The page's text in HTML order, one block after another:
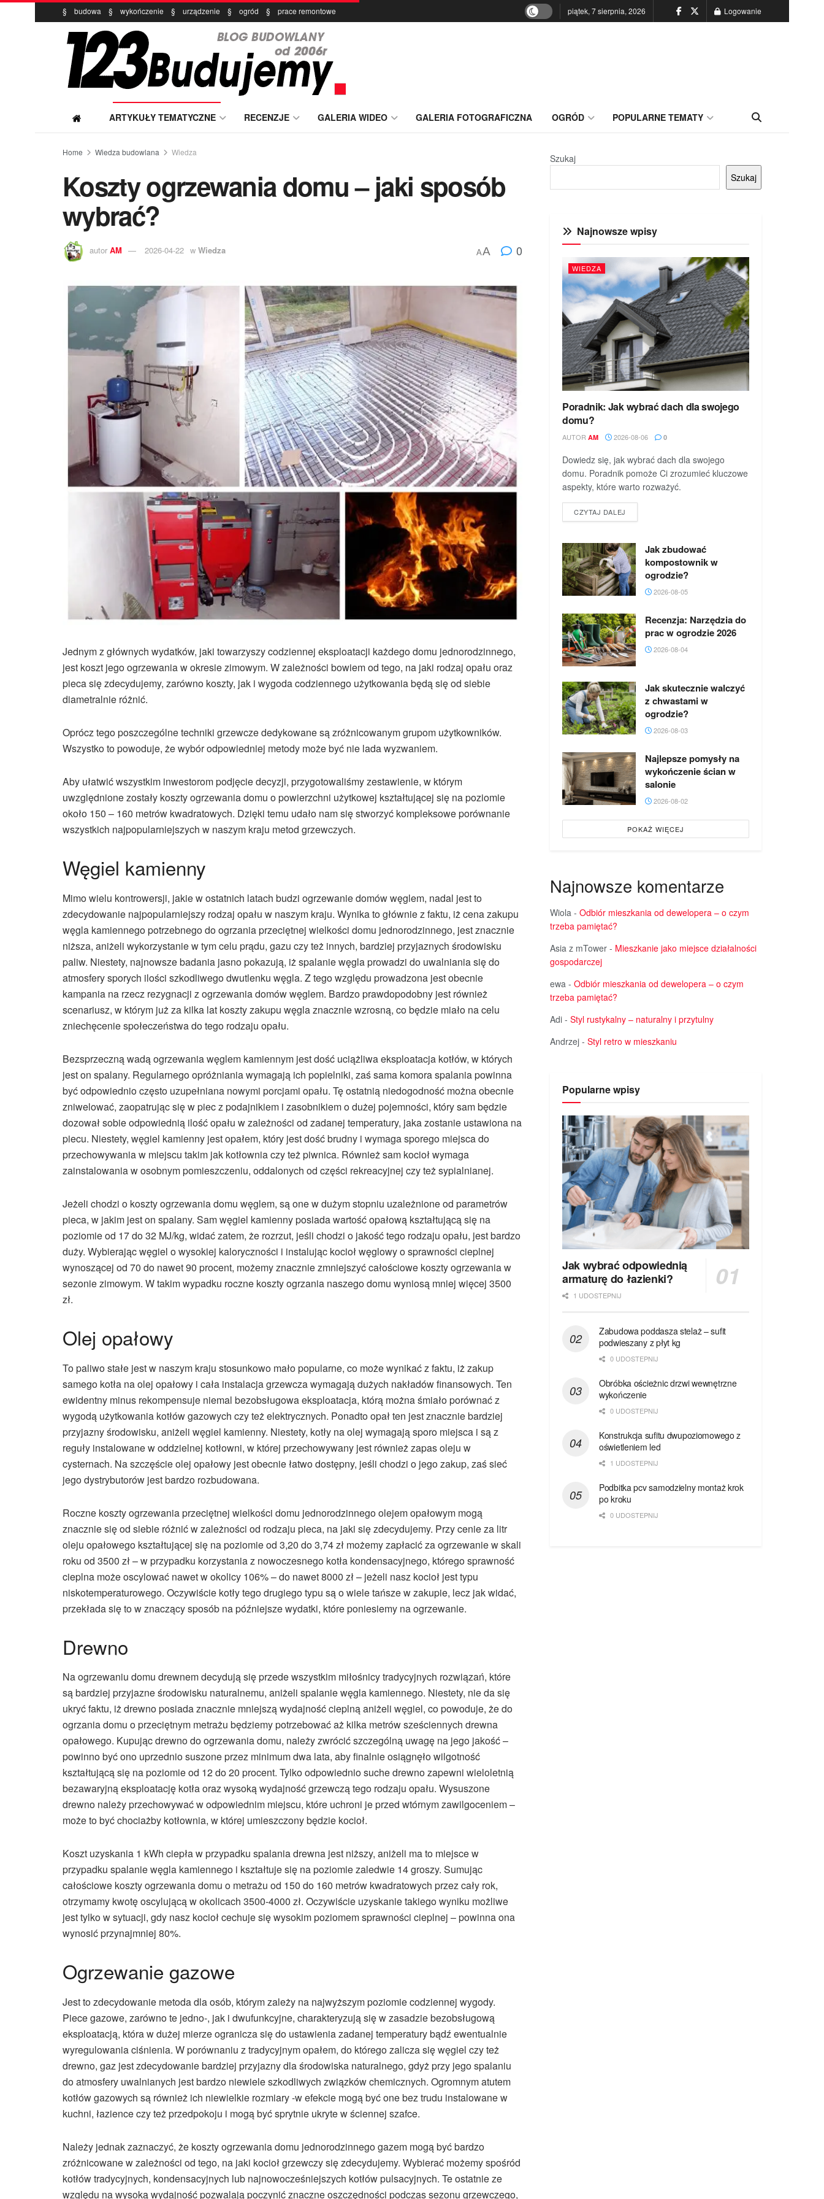
§ budowa § wykończenie § urządzenie § ogród § prace remontowe piątek, 7 sierpnia, 2026 Logowanie
ARTYKUŁY TEMATYCZNE RECENZJE GALERIA WIDEO GALERIA FOTOGRAFICZNA OGRÓD POPULARNE TEMATY
Home Wiedza budowlana Wiedza
Koszty ogrzewania domu – jaki sposób
wybrać?
autor AM 2026-04-22 w Wiedza AA 0
Jednym z głównych wydatków, jaki towarzyszy codziennej eksploatacji każdego domu jednorodzinnego,
jest koszt jego ogrzewania w okresie zimowym. W zależności bowiem od tego, na jaki rodzaj opału oraz
pieca się zdecydujemy, zarówno koszty, jak i wygoda codziennego użytkowania będą się od siebie
diametralnie różnić.
Oprócz tego poszczególne techniki grzewcze dedykowane są zróżnicowanym grupom użytkowników.
Wszystko to powoduje, że wybór odpowiedniej metody może być nie lada wyzwaniem.
Aby ułatwić wszystkim inwestorom podjęcie decyzji, przygotowaliśmy zestawienie, w którym
uwzględnione zostały koszty ogrzewania domu o powierzchni użytkowej kształtującej się na poziomie
około 150 – 160 metrów kwadratowych. Dzięki temu udało nam się stworzyć kompleksowe porównanie
wszystkich najpopularniejszych w naszym kraju metod grzewczych.
Węgiel kamienny
Mimo wielu kontrowersji, jakie w ostatnich latach budzi ogrzewanie domów węglem, nadal jest to
zdecydowanie najpopularniejszy rodzaj opału w naszym kraju. Wynika to głównie z faktu, iż cena zakupu
węgla kamiennego potrzebnego do ogrzania przeciętnej wielkości domu jednorodzinnego, jest znacznie
niższa, aniżeli wykorzystanie w tym celu prądu, gazu czy też innych, bardziej przyjaznych środowisku
paliw. Niestety, najnowsze badania jasno pokazują, iż spalanie węgla prowadzi do uwalniania się do
atmosfery sporych ilości szkodliwego dwutlenku węgla. Z tego względu prowadzona jest obecnie
kampania na rzecz rezygnacji z ogrzewania domów węglem. Bardzo prawdopodobny jest również
scenariusz, w którym już za kilka lat koszty zakupu węgla znacznie wzrosną, co będzie miało na celu
zniechęcenie społeczeństwa do tego rodzaju opału.
Bezsprzeczną wadą ogrzewania węglem kamiennym jest dość uciążliwa eksploatacja kotłów, w których
jest on spalany. Regularnego opróżniania wymagają ich popielniki, zaś sama komora spalania powinna
być odpowiednio często uzupełniana nowymi porcjami opału. Tę ostatnią niedogodność można obecnie
zniwelować, zaopatrując się w piec z podajnikiem i zasobnikiem o dużej pojemności, który sam będzie
dozował sobie odpowiednią ilość opału w zależności od zadanej temperatury, jaka zostanie ustawiona na
piecu. Niestety, węgiel kamienny jest opałem, który jest dość brudny i wymaga sporego miejsca do
przechowywania w miejscu takim jak kotłownia czy też piwnica. Również sam kocioł wymaga
zainstalowania w osobnym pomieszczeniu, oddalonych od części rekreacyjnej czy też sypialnianej.
Jeżeli chodzi o koszty ogrzewania domu węglem, są one w dużym stopniu uzależnione od parametrów
pieca, w jakim jest on spalany. Sam węgiel kamienny posiada wartość opałową kształtującą się na
poziomie od 17 do 32 MJ/kg, widać zatem, że rozrzut, jeśli chodzi o jakość tego rodzaju opału, jest bardzo
duży. Wybierając węgiel o wysokiej kaloryczności i instalując kocioł węglowy o sprawności cieplnej
wynoszącej od 70 do nawet 90 procent, możemy znacznie zmniejszyć całościowe koszty ogrzewania w
sezonie zimowym. W takim wypadku roczne koszty ogrzania naszego domu wyniosą mniej więcej 3500
zł.
Olej opałowy
To paliwo stałe jest w naszym kraju stosunkowo mało popularne, co może wynikać z faktu, iż zakup
samego kotła na olej opałowy i cała instalacja grzewcza wymagają dużych nakładów finansowych. Ten
ewidentny minus rekompensuje niemal bezobsługowa eksploatacja, którą można śmiało porównać z
wygodą użytkowania kotłów gazowych czy też elektrycznych. Ponadto opał ten jest znacznie bardziej
przyjazny środowisku, aniżeli węgiel kamienny. Niestety, kotły na olej wymagają sporo miejsca i są z
reguły instalowane w oddzielnej kotłowni, w której przechowywany jest również zapas oleju w
cysternach. Na szczęście olej opałowy jest obecnie łatwo dostępny, jeśli chodzi o jego zakup, zaś sieć
jego dystrybutorów jest bardzo rozbudowana.
Roczne koszty ogrzewania przeciętnej wielkości domu jednorodzinnego olejem opałowym mogą
znacznie się od siebie różnić w zależności od rodzaju pieca, na jaki się zdecydujemy. Przy cenie za litr
oleju opałowego kształtującej się na poziomie od 3,20 do 3,74 zł możemy zapłacić za ogrzewanie w skali
roku od 3500 zł – w przypadku korzystania z nowoczesnego kotła kondensacyjnego, którego sprawność
cieplna może oscylować nawet w okolicy 106% – do nawet 8000 zł – jeżeli nasz kocioł jest typu
niskotemperaturowego. Oczywiście kotły tego drugiego typu są o wiele tańsze w zakupie, lecz jak widać,
przekłada się to w znaczący sposób na późniejsze wydatki, które poniesiemy na ogrzewanie.
Drewno
Na ogrzewaniu domu drewnem decydują się przede wszystkim miłośnicy tradycyjnych rozwiązań, które
są bardziej przyjazne środowisku naturalnemu, aniżeli spalanie węgla kamiennego. Niestety, nie da się
ukryć faktu, iż drewno posiada znacznie mniejszą wydajność cieplną aniżeli węgiel, co powoduje, że do
ogrzania domu o przeciętnym metrażu będziemy potrzebować aż kilka metrów sześciennych drewna
opałowego. Kupując drewno do ogrzewania domu, należy zwrócić szczególną uwagę na jego jakość –
powinno być ono uprzednio suszone przez minimum dwa lata, aby finalnie osiągnęło wilgotność
kształtującą się na poziomie od 12 do 20 procent. Tylko odpowiednio suche drewno zapewni wieloletnią
bezawaryjną eksploatację kotła oraz wysoką wydajność grzewczą tego rodzaju opału. Wysuszone
drewno należy przechowywać w odpowiednim miejscu, które uchroni je przed wtórnym zawilgoceniem –
może to być chociażby kotłownia, w której umieszczony będzie kocioł.
Koszt uzyskania 1 kWh ciepła w przypadku spalania drewna jest niższy, aniżeli ma to miejsce w
przypadku spalanie węgla kamiennego i kształtuje się na poziomie zaledwie 14 groszy. Sumując
całościowe koszty ogrzewania domu o metrażu od 150 do 160 metrów kwadratowych przez cały rok,
otrzymamy kwotę oscylującą w okolicach 3500-4000 zł. Oczywiście uzyskanie takiego wyniku możliwe
jest tylko w sytuacji, gdy nasz kocioł cechuje się wysokim poziomem sprawności cieplnej – powinna ona
wynosić przynajmniej 80%.
Ogrzewanie gazowe
Jest to zdecydowanie metoda dla osób, którym zależy na najwyższym poziomie codziennej wygody.
Piece gazowe, zarówno te jedno-, jak i dwufunkcyjne, charakteryzują się w zasadzie bezobsługową
eksploatacją, która w dużej mierze ogranicza się do ustawienia zadanej temperatury bądź ewentualnie
wyregulowania ciśnienia. W porównaniu z tradycyjnym opałem, do którego zalicza się węgiel czy też
drewno, gaz jest zdecydowanie bardziej przyjazny dla środowiska naturalnego, gdyż przy jego spalaniu
do atmosfery uwalnianych jest bardzo niewiele szkodliwych związków chemicznych. Ogromnym atutem
kotłów gazowych są również ich niewielkie rozmiary -w efekcie mogą być one bez trudu instalowane w
kuchni, łazience czy też przedpokoju i mogą być sprytnie ukryte w ściennej szafce.
Należy jednak zaznaczyć, że koszty ogrzewania domu jednorodzinnego gazem mogą być bardzo
zróżnicowane w zależności od tego, na jaki kocioł grzewczy się zdecydujemy. Wybierać możemy spośród
kotłów tradycyjnych, kondensacyjnych lub najnowocześniejszych kotłów pulsacyjnych. Te ostatnie ze
względu na wysoką wydajność pozwalają poczynić znaczne oszczędności podczas sezonu grzewczego,
Szukaj
Szukaj
Najnowsze wpisy
WIEDZA
Poradnik: Jak wybrać dach dla swojego
domu?
AUTOR AM 2026-08-06 0
Dowiedz się, jak wybrać dach dla swojego
domu. Poradnik pomoże Ci zrozumieć kluczowe
aspekty, które warto rozważyć.
CZYTAJ DALEJ
Jak zbudować
kompostownik w
ogrodzie?
2026-08-05
Recenzja: Narzędzia do
prac w ogrodzie 2026
2026-08-04
Jak skutecznie walczyć
z chwastami w
ogrodzie?
2026-08-03
Najlepsze pomysły na
wykończenie ścian w
salonie
2026-08-02
POKAŻ WIĘCEJ
Najnowsze komentarze
Wiola - Odbiór mieszkania od dewelopera – o czym
trzeba pamiętać?
Asia z mTower - Mieszkanie jako miejsce działalności
gospodarczej
ewa - Odbiór mieszkania od dewelopera – o czym
trzeba pamiętać?
Adi - Styl rustykalny – naturalny i przytulny
Andrzej - Styl retro w mieszkaniu
Popularne wpisy
Jak wybrać odpowiednią
armaturę do łazienki?
1 UDOSTEPNIJ
Zabudowa poddasza stelaż – sufit
podwieszany z płyt kg
0 UDOSTEPNIJ
Obróbka ościeżnic drzwi wewnętrzne
wykończenie
0 UDOSTEPNIJ
Konstrukcja sufitu dwupoziomowego z
oświetleniem led
1 UDOSTEPNIJ
Podbitka pcv samodzielny montaż krok
po kroku
0 UDOSTEPNIJ